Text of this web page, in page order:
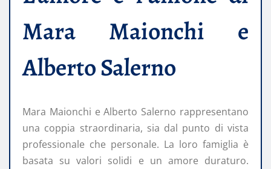
Mara Maionchi e
Alberto Salerno
Mara Maionchi e Alberto Salerno rappresentano
una coppia straordinaria, sia dal punto di vista
professionale che personale. La loro famiglia è
basata su valori solidi e un amore duraturo.